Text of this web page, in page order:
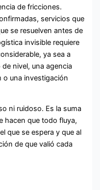
de fricciones.
servicios que
se resuelven antes de
invisible requiere
ya sea a
nivel, una agencia
o una investigación
ni ruidoso. Es la suma
hacen que todo fluya,
que se espera y que al
de que valió cada